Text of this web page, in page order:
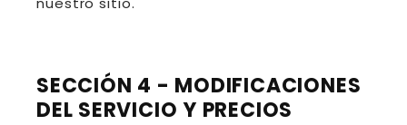
SECCIÓN 4 - MODIFICACIONES
DEL SERVICIO Y PRECIOS